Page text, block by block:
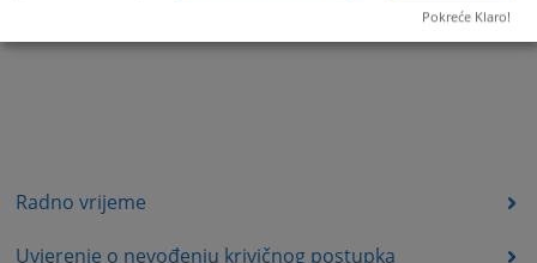
Radno vrijeme
Uvjerenje o nevođenju krivičnog postupka
Pokreće Klaro!